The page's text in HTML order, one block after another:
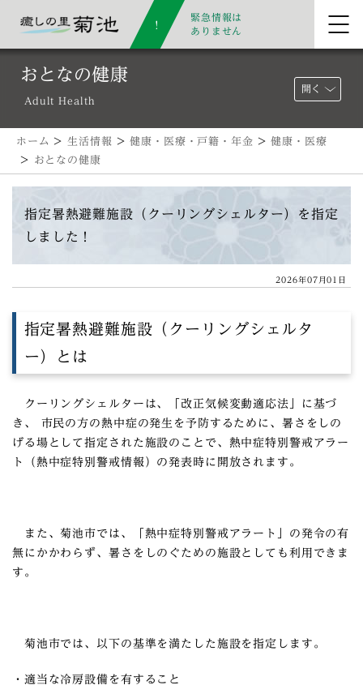
緊急情報は
ありません
おとなの健康
Adult Health
開く
ホーム >生活情報 >健康・医療・戸籍・年金 >健康・医療
>
おとなの健康
指定暑熱避難施設（クーリングシェルター）を指定
しました！
2026年07月01日
指定暑熱避難施設（クーリングシェルタ
ー）とは
クーリングシェルターは、「改正気候変動適応法」に基づ
き、 市民の方の熱中症の発生を予防するために、暑さをしの
げる場として指定された施設のことで、熱中症特別警戒アラー
ト（熱中症特別警戒情報）の発表時に開放されます。
また、菊池市では、「熱中症特別警戒アラート」の発令の有
無にかかわらず、暑さをしのぐための施設としても利用できま
す。
菊池市では、以下の基準を満たした施設を指定します。
・適当な冷房設備を有すること